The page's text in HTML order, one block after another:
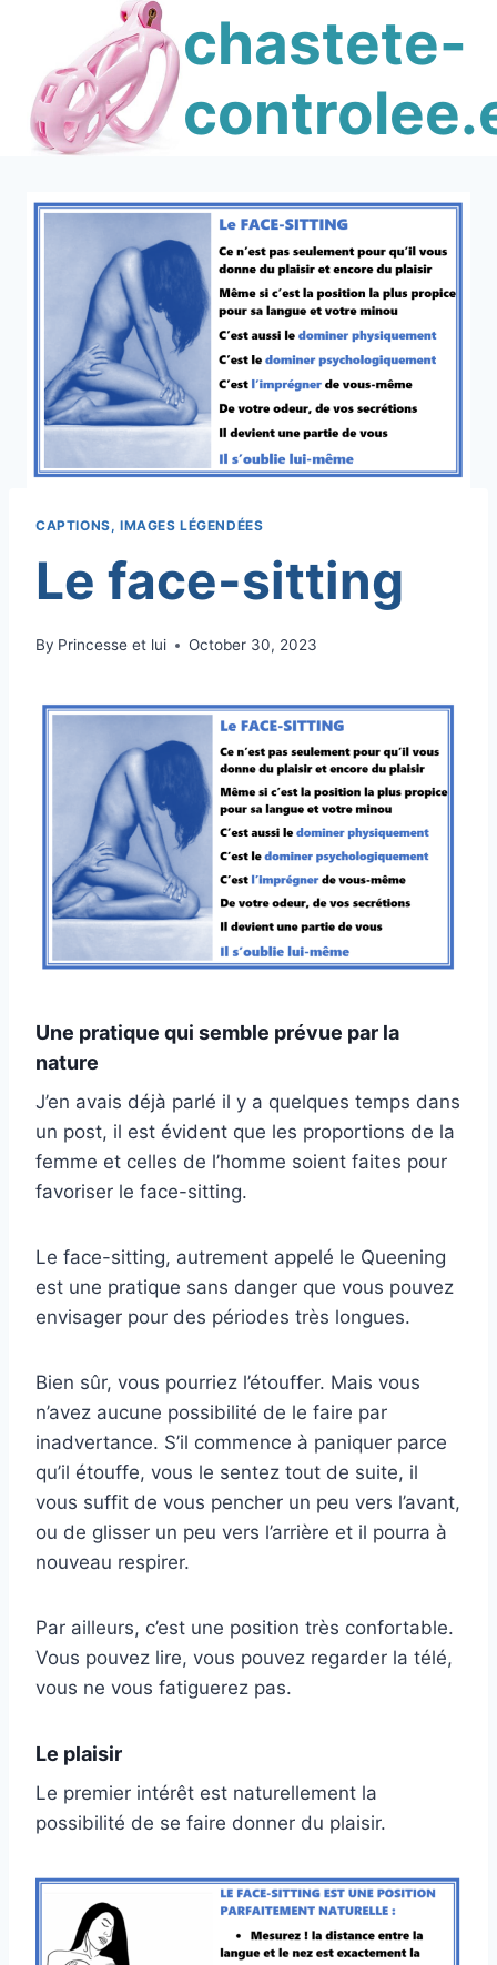
content
chastete-
CAPTIONS, IMAGES LÉGENDÉES
Le face-sitting
By Princesse et lui October 30, 2023
Une pratique qui semble prévue par la
nature
J’en avais déjà parlé il y a quelques temps dans
un post, il est évident que les proportions de la
femme et celles de l’homme soient faites pour
favoriser le face-sitting.
Le face-sitting, autrement appelé le Queening
est une pratique sans danger que vous pouvez
envisager pour des périodes très longues.
Bien sûr, vous pourriez l’étouffer. Mais vous
n’avez aucune possibilité de le faire par
inadvertance. S’il commence à paniquer parce
qu’il étouffe, vous le sentez tout de suite, il
vous suffit de vous pencher un peu vers l’avant,
ou de glisser un peu vers l’arrière et il pourra à
nouveau respirer.
Par ailleurs, c’est une position très confortable.
Vous pouvez lire, vous pouvez regarder la télé,
vous ne vous fatiguerez pas.
Le plaisir
Le premier intérêt est naturellement la
possibilité de se faire donner du plaisir.